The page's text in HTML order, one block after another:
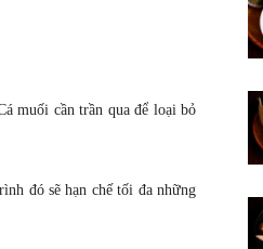
muối cần trần qua để loại bỏ
đó sẽ hạn chế tối đa những